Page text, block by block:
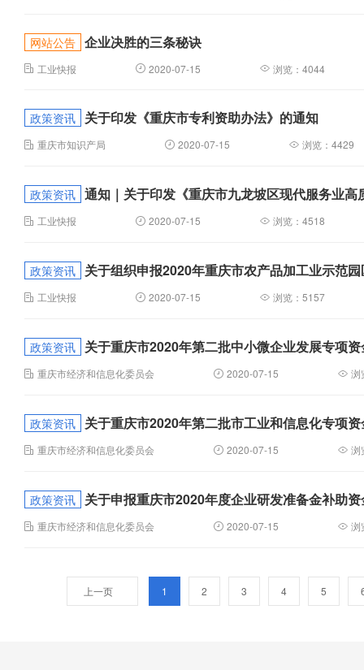
网站公告 企业决胜的三条秘诀
工业快报 2020-07-15 浏览：4044
政策资讯 关于印发《重庆市专利资助办法》的通知
重庆市知识产局 2020-07-15 浏览：4429
政策资讯 通知｜关于印发《重庆市九龙坡区现代服务业
工业快报 2020-07-15 浏览：4518
政策资讯 关于组织申报2020年重庆市农产品加工业示范
工业快报 2020-07-15 浏览：5157
政策资讯 关于重庆市2020年第二批中小微企业发展专项
重庆市经济和信息化委员会 2020-07-15 浏
政策资讯 关于重庆市2020年第二批市工业和信息化专项
重庆市经济和信息化委员会 2020-07-15 浏
政策资讯 关于申报重庆市2020年度企业研发准备金补助
重庆市经济和信息化委员会 2020-07-15 浏
上一页 1 2 3 4 5